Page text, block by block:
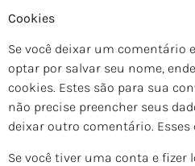
Cookies
Se você deixar um comentário
optar por salvar seu nome,
cookies. Estes são para sua
não precise preencher seus
deixar outro comentário.
Se você tiver uma conta e fizer